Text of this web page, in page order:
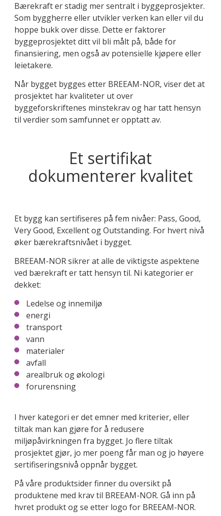
Bærekraft er stadig mer sentralt i byggeprosjekter.
Som byggherre eller utvikler verken kan eller vil du
hoppe bukk over disse. Dette er faktorer
byggeprosjektet ditt vil bli målt på, både for
finansiering, men også av potensielle kjøpere eller
leietakere.
Når bygget bygges etter BREEAM-NOR, viser det at
prosjektet har kvaliteter ut over
byggeforskriftenes minstekrav og har tatt hensyn
til verdier som samfunnet er opptatt av.
Et sertifikat
dokumenterer kvalitet
Et bygg kan sertifiseres på fem nivåer: Pass, Good,
Very Good, Excellent og Outstanding. For hvert nivå
øker bærekraftsnivået i bygget.
BREEAM-NOR sikrer at alle de viktigste aspektene
ved bærekraft er tatt hensyn til. Ni kategorier er
dekket:
Ledelse og innemiljø
energi
transport
vann
materialer
avfall
arealbruk og økologi
forurensning
I hver kategori er det emner med kriterier, eller
tiltak man kan gjøre for å redusere
miljøpåvirkningen fra bygget. Jo flere tiltak
prosjektet gjør, jo mer poeng får man og jo høyere
sertifiseringsnivå oppnår bygget.
På våre produktsider finner du oversikt på
produktene med krav til BREEAM-NOR. Gå inn på
hvret produkt og se etter logo for BREEAM-NOR.